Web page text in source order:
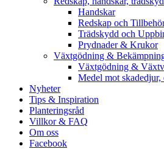
Handskar
Redskap och
Trädskydd och
Prydnader & Krukor
Växtgödning &
Växtgödning &
Medel mot skadedjur,
Nyheter
Tips & Inspiration
Planteringsråd
Villkor & FAQ
Om oss
Facebook